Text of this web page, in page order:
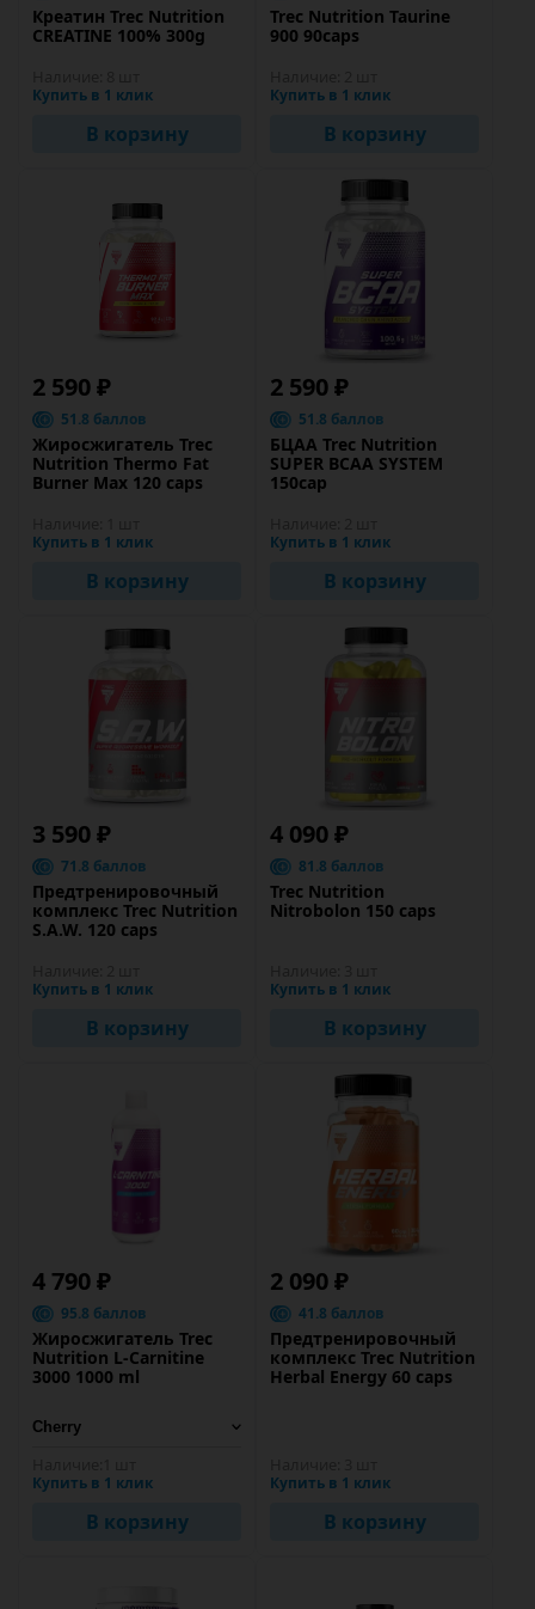
Креатин Trec Nutrition
CREATINE 100% 300g
Купить в 1 клик
В корзину
Trec Nutrition Taurine
900 90caps
Купить в 1 клик
В корзину
2 590 ₽
51.8 баллов
Жиросжигатель Trec
Nutrition Thermo Fat
Burner Max 120 caps
Купить в 1 клик
В корзину
2 590 ₽
51.8 баллов
БЦАА Trec Nutrition
SUPER BCAA SYSTEM
150cap
Купить в 1 клик
В корзину
3 590 ₽
71.8 баллов
Предтренировочный
комплекс Trec Nutrition
S.A.W. 120 caps
Купить в 1 клик
В корзину
4 090 ₽
81.8 баллов
Trec Nutrition
Nitrobolon 150 caps
Купить в 1 клик
В корзину
4 790 ₽
95.8 баллов
Жиросжигатель Trec
Nutrition L-Carnitine
3000 1000 ml
Купить в 1 клик
В корзину
2 090 ₽
41.8 баллов
Предтренировочный
комплекс Trec Nutrition
Herbal Energy 60 caps
Купить в 1 клик
В корзину